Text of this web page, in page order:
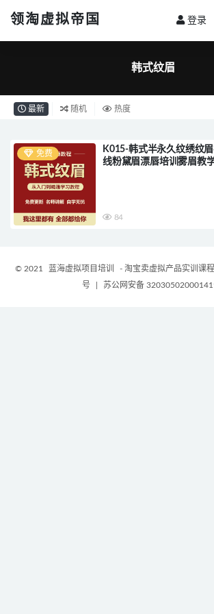
领淘虚拟帝国 登录
韩式纹眉
最新 随机 热度
免费
K015-韩式半永久纹绣纹
线粉黛眉漂唇培训雾眉教
84
© 2021 蓝海虚拟项目培训 - 淘宝卖虚拟产品实训课程
号
苏公网安备